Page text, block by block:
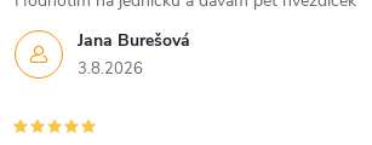
Jana Burešová
3.8.2026